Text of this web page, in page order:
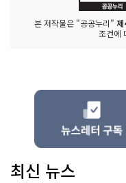
본 저작물은 "공공누리" 제
조건에
최신 뉴스